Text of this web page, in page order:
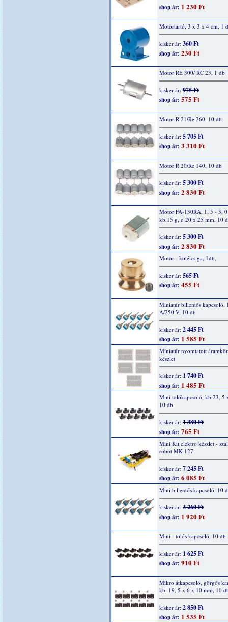
shop ár: 1 230 Ft
Motortartó, 3 x 3 x 4 cm, 1
kisker ár: 360 Ft
shop ár: 230 Ft
Motor RE 300/ RC 23, 1 db
kisker ár: 975 Ft
shop ár: 575 Ft
Motor R 21/Re 260, 10 db
kisker ár: 5 705 Ft
shop ár: 3 310 Ft
Motor R 20/Re 140, 10 db
kisker ár: 5 300 Ft
shop ár: 2 830 Ft
Motor FA-130RA, 1, 5 - 3,
kb.15 g, ø 20 x 25 mm, 10
kisker ár: 5 300 Ft
shop ár: 2 830 Ft
Motor - kötélcsiga, 1db,
kisker ár: 565 Ft
shop ár: 455 Ft
Miniatúr billentős kapcsoló,
A/250 V, 10 db
kisker ár: 2 445 Ft
shop ár: 1 585 Ft
Miniatűr nyomtatott
készlet
kisker ár: 1 740 Ft
shop ár: 1 485 Ft
Mini tolókapcsoló, kb.23, 5
10 db
kisker ár: 1 380 Ft
shop ár: 765 Ft
Mini Kit elektro készlet -
robot MK 127
kisker ár: 7 245 Ft
shop ár: 6 085 Ft
Mini billentős kapcsoló, 10
kisker ár: 3 260 Ft
shop ár: 1 920 Ft
Mini - tolós kapcsoló, 10 db
kisker ár: 1 625 Ft
shop ár: 910 Ft
Mikro átkapcsoló, görgős
kb. 19, 5 x 6 x 10 mm, 10
kisker ár: 2 850 Ft
shop ár: 1 535 Ft